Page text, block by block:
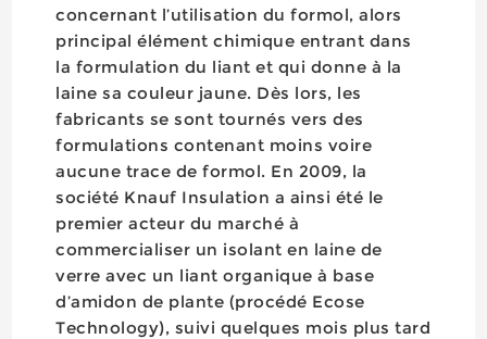
concernant l’utilisation du formol, alors
principal élément chimique entrant dans
la formulation du liant et qui donne à la
laine sa couleur jaune. Dès lors, les
fabricants se sont tournés vers des
formulations contenant moins voire
aucune trace de formol. En 2009, la
société Knauf Insulation a ainsi été le
premier acteur du marché à
commercialiser un isolant en laine de
verre avec un liant organique à base
d’amidon de plante (procédé Ecose
Technology), suivi quelques mois plus tard